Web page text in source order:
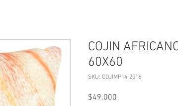
COJIN
60X60
SKU: COJIMP14-2016
$49.000